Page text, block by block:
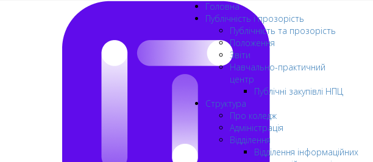
Головна
Публічність і прозорість
Публічність та прозорість
Положення
Звіти
Навчально-практичний
центр
Публічні закупівлі НПЦ
Структура
Про коледж
Адміністрація
Відділення
Відділення інформаційних